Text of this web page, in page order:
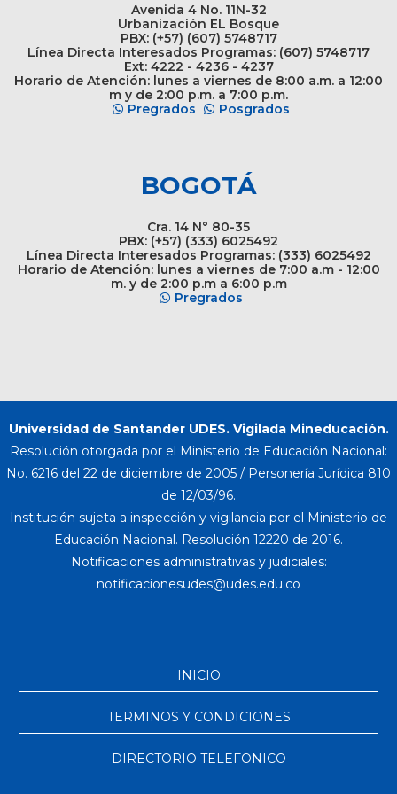
Avenida 4 No. 11N-32
Urbanización EL Bosque
PBX: (+57) (607) 5748717
Línea Directa Interesados Programas: (607) 5748717
Ext: 4222 - 4236 - 4237
Horario de Atención: lunes a viernes de 8:00 a.m. a 12:00
m y de 2:00 p.m. a 7:00 p.m.
Pregrados
Posgrados
BOGOTÁ
Cra. 14 N° 80-35
PBX: (+57) (333) 6025492
Línea Directa Interesados Programas: (333) 6025492
Horario de Atención: lunes a viernes de 7:00 a.m - 12:00
m. y de 2:00 p.m a 6:00 p.m
Pregrados
Universidad de Santander UDES. Vigilada Mineducación.
Resolución otorgada por el Ministerio de Educación Nacional:
No. 6216 del 22 de diciembre de 2005 / Personería Jurídica 810
de 12/03/96.
Institución sujeta a inspección y vigilancia por el Ministerio de
Educación Nacional. Resolución 12220 de 2016.
Notificaciones administrativas y judiciales:
INICIO
TERMINOS Y CONDICIONES
DIRECTORIO TELEFONICO